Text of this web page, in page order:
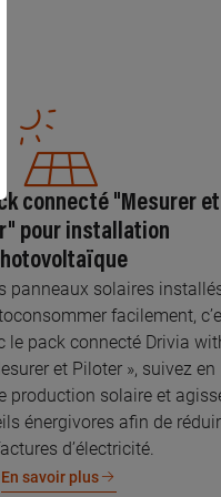
connecté "Mesurer et
pour installation
panneaux solaires
facilement,
le pack connecté Drivia
et Piloter », suivez en
production solaire et
énergivores afin de
d’électricité.
En savoir plus